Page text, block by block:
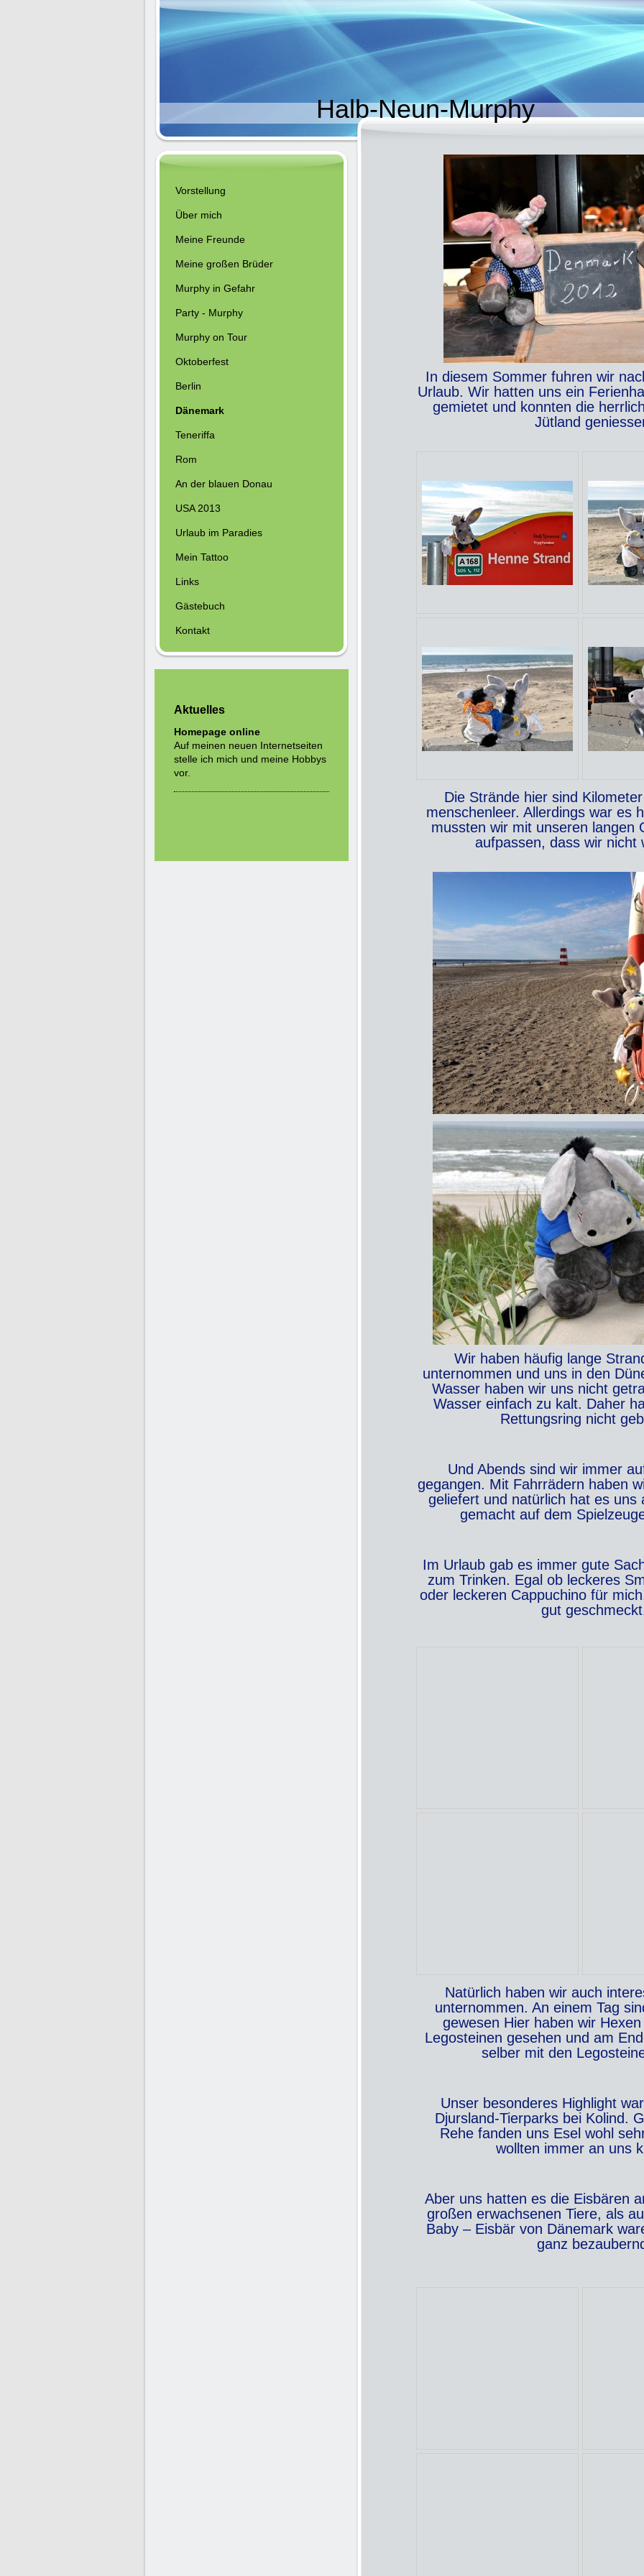
Halb-Neun-Murphy
In diesem Sommer fuhren wir
Urlaub. Wir hatten uns ein
gemietet und konnten die
Jütland
Die Strände hier sind
menschenleer. Allerdings war es
mussten wir mit unseren langen
aufpassen, dass wir nicht
Wir haben häufig lange
unternommen und uns in den
Wasser haben wir uns nicht
Wasser einfach zu kalt. Daher
Rettungsring nicht
Und Abends sind wir immer
gegangen. Mit Fahrrädern haben
geliefert und natürlich hat es uns
gemacht auf dem
Im Urlaub gab es immer gute
zum Trinken. Egal ob leckeres
oder leckeren Cappuchino für
gut
Natürlich haben wir auch
unternommen. An einem Tag
gewesen Hier haben wir
Legosteinen gesehen und am
selber mit den
Unser besonderes Highlight
Djursland-Tierparks bei Kolind.
Rehe fanden uns Esel wohl
wollten immer an uns
Aber uns hatten es die Eisbären
großen erwachsenen Tiere, als
Baby – Eisbär von Dänemark
ganz
Vorstellung
Über mich
Meine Freunde
Meine großen Brüder
Murphy in Gefahr
Party - Murphy
Murphy on Tour
Oktoberfest
Berlin
Dänemark
Teneriffa
Rom
An der blauen Donau
USA 2013
Urlaub im Paradies
Mein Tattoo
Links
Gästebuch
Kontakt
Aktuelles
Homepage online
Auf meinen neuen Internetseiten
stelle ich mich und meine Hobbys
vor.